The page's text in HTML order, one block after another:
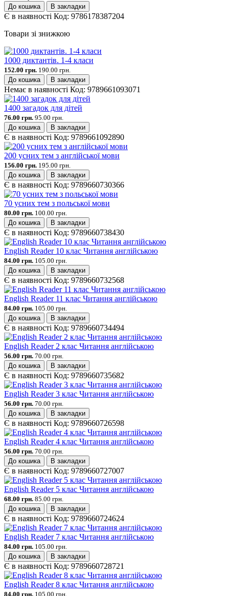
До кошика
В закладки
Є в наявності Код: 9786178387204
Товари зі знижкою
1000 диктантів. 1-4 класи
152.00 грн. 190.00 грн.
До кошика
В закладки
Немає в наявності Код: 9789661093071
1400 загадок для дітей
76.00 грн. 95.00 грн.
До кошика
В закладки
Є в наявності Код: 9789661092890
200 усних тем з англійської мови
156.00 грн. 195.00 грн.
До кошика
В закладки
Є в наявності Код: 9789660730366
70 усних тем з польської мови
80.00 грн. 100.00 грн.
До кошика
В закладки
Є в наявності Код: 9789660738430
English Reader 10 клас Читання англійською
84.00 грн. 105.00 грн.
До кошика
В закладки
Є в наявності Код: 9789660732568
English Reader 11 клас Читання англійською
84.00 грн. 105.00 грн.
До кошика
В закладки
Є в наявності Код: 9789660734494
English Reader 2 клас Читання англійською
56.00 грн. 70.00 грн.
До кошика
В закладки
Є в наявності Код: 9789660735682
English Reader 3 клас Читання англійською
56.00 грн. 70.00 грн.
До кошика
В закладки
Є в наявності Код: 9789660726598
English Reader 4 клас Читання англійською
56.00 грн. 70.00 грн.
До кошика
В закладки
Є в наявності Код: 9789660727007
English Reader 5 клас Читання англійською
68.00 грн. 85.00 грн.
До кошика
В закладки
Є в наявності Код: 9789660724624
English Reader 7 клас Читання англійською
84.00 грн. 105.00 грн.
До кошика
В закладки
Є в наявності Код: 9789660728721
English Reader 8 клас Читання англійською
84.00 грн. 105.00 грн.